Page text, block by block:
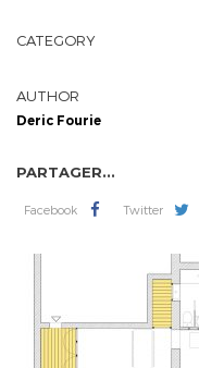
CATEGORY
AUTHOR
Deric Fourie
PARTAGER...
Facebook Twitter